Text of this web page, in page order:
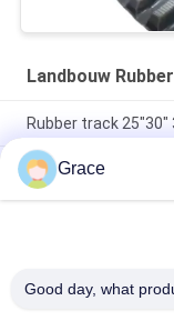
Landbouw
Rubber track 25"30"
Hoofdstuk STX
762x152.4x42 Axial
Track 762x152.4x44
Grace
Good day, what